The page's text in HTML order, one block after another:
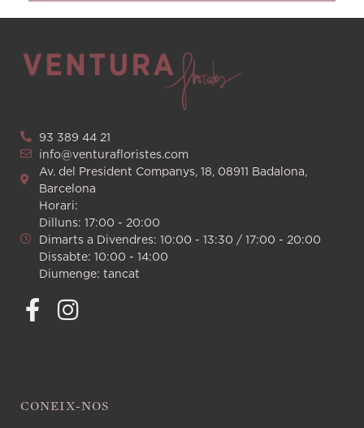
93 389 44 21
info@venturafloristes.com
Av. del President Companys, 18, 08911 Badalona,
Barcelona
Horari:
Dilluns: 17:00 - 20:00
Dimarts a Divendres: 10:00 - 13:30 / 17:00 - 20:00
Dissabte: 10:00 - 14:00
Diumenge: tancat
CONEIX-NOS